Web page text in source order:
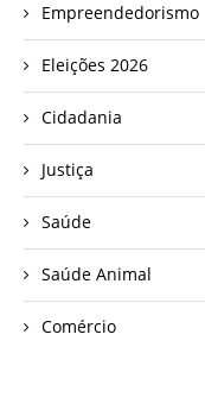
Empreendedorismo
Eleições 2026
Cidadania
Justiça
Saúde
Saúde Animal
Comércio